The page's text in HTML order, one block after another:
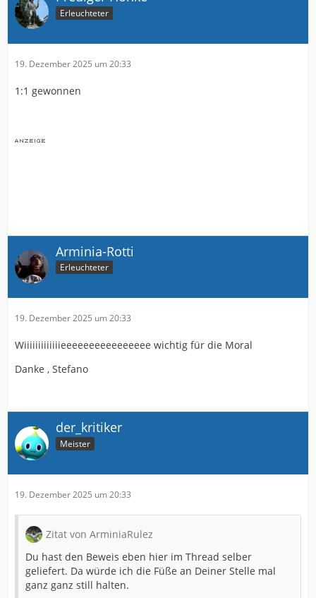
Erleuchteter
19. Dezember 2025 um 20:33
1:1 gewonnen
Arminia-Rotti
Erleuchteter
19. Dezember 2025 um 20:33
Wiiiiiiiiiiiiieeeeeeeeeeeeeeee wichtig für die Moral
Danke , Stefano
der_kritiker
Meister
19. Dezember 2025 um 20:33
Zitat von ArminiaRulez
Du hast den Beweis eben hier im Thread selber
geliefert. Da würde ich die Füße an Deiner Stelle mal
ganz ganz still halten.